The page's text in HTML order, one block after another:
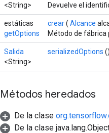
<String>
Devuelve el
estáticas
getOptions
crear( Alcance
Método de fábrica
Salida
<String>
serializedOptions ()
Métodos heredados
De la clase
De la clase